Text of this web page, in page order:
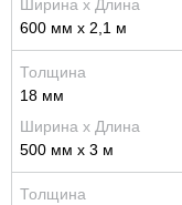
Ширина x Длина
600 мм x 2,1 м
Толщина
18 мм
Ширина x Длина
500 мм x 3 м
Толщина